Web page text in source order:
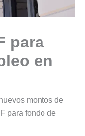
para
en
montos de
para fondo de